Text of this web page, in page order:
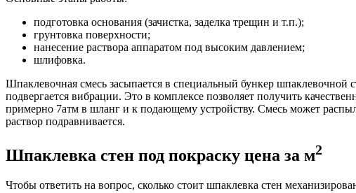
подготовка основания (зачистка, заделка трещин и т.п.);
грунтовка поверхности;
нанесение раствора аппаратом под высоким давлением;
шлифовка.
Шпаклевочная смесь засыпается в специальный бункер шпаклевочной
подвергается вибрации. Это в комплексе позволяет получить
примерно 7атм в шланг и к подающему устройству. Смесь может
раствор подравнивается.
Шпаклевка стен под покраску цена за м2
Чтобы ответить на вопрос, сколько стоит шпаклевка стен